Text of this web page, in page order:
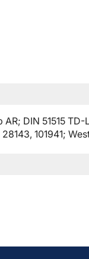
DIN 51515
28143, 101941;